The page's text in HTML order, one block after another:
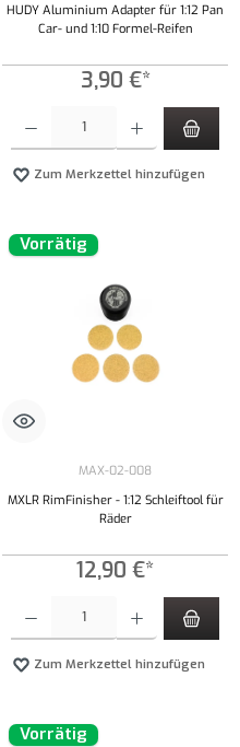
HUDY Aluminium Adapter für 1:12 Pan
Car- und 1:10 Formel-Reifen
3,90 €*
Zum Merkzettel hinzufügen
Vorrätig
MAX-02-008
MXLR RimFinisher - 1:12 Schleiftool für
Räder
12,90 €*
Zum Merkzettel hinzufügen
Vorrätig